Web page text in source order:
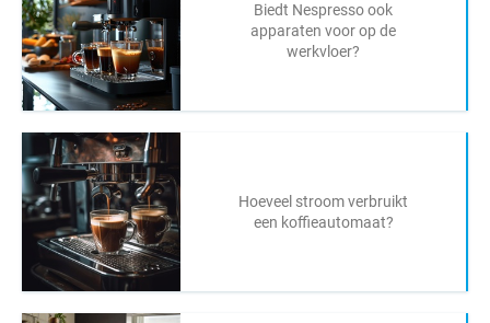
Biedt Nespresso ook
apparaten voor op de
werkvloer?
Hoeveel stroom verbruikt
een koffieautomaat?